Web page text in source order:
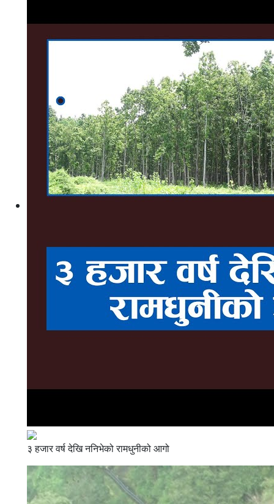
३ हजार वर्ष देखि ननिभेको रामधुनीको आगो